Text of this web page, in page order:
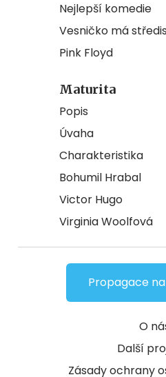
Nejlepší komedie
Vesničko má
Pink Floyd
Maturita
Popis
Úvaha
Charakteristika
Bohumil Hrabal
Victor Hugo
Virginia Woolfová
O
Další
Zásady ochrany
Propagace